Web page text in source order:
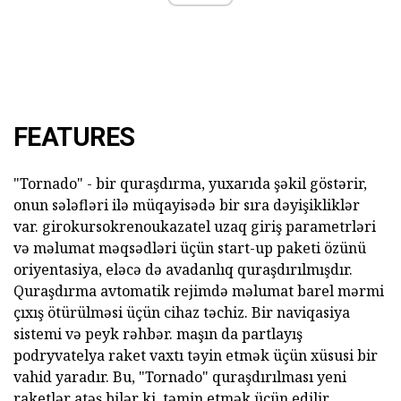
FEATURES
"Tornado" - bir quraşdırma, yuxarıda şəkil göstərir,
onun sələfləri ilə müqayisədə bir sıra dəyişikliklər
var. girokursokrenoukazatel uzaq giriş parametrləri
və məlumat məqsədləri üçün start-up paketi özünü
oriyentasiya, eləcə də avadanlıq quraşdırılmışdır.
Quraşdırma avtomatik rejimdə məlumat barel mərmi
çıxış ötürülməsi üçün cihaz təchiz. Bir naviqasiya
sistemi və peyk rəhbər. maşın da partlayış
podryvatelya raket vaxtı təyin etmək üçün xüsusi bir
vahid yaradır. Bu, "Tornado" quraşdırılması yeni